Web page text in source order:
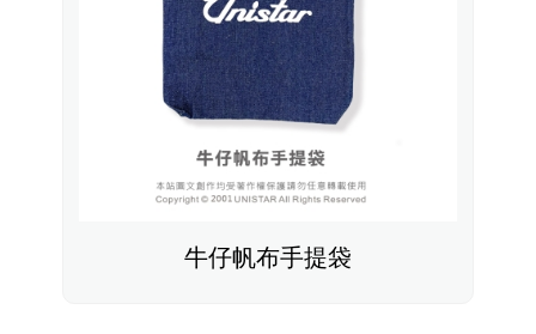
牛仔帆布手提袋